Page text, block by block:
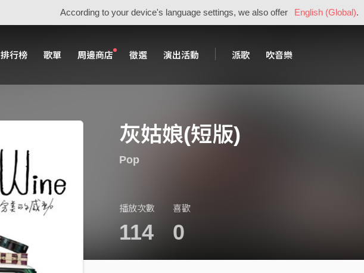
According to your device's language settings, we also offer English (Global).
排行榜 歌單 周邊商店 徵選 演出活動 派歌 吹音樂
灰姑娘(短版)
Pop
播放次數
114
喜歡
0